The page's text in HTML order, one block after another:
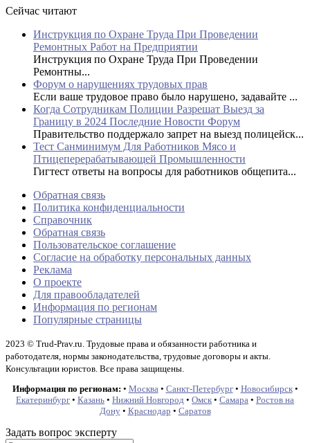
Сейчас читают
Инструкция по Охране Труда При Проведении
Ремонтных Работ на Предприятии
Инструкция по Охране Труда При Проведении
Ремонтны...
Форум о нарушениях трудовых прав
Если ваше трудовое право было нарушено, задавайте ...
Когда Сотрудникам Полиции Разрешат Выезд за
Границу в 2024 Последние Новости Форум
Правительство поддержало запрет на выезд полицейск...
Тест Санминимум Для Работников Мясо и
Птицеперерабатывающей Промышленности
Гигтест ответы на вопросы для работников общепита...
Обратная связь
Политика конфиденциальности
Справочник
Обратная связь
Пользовательское соглашение
Согласие на обработку персональных данных
Реклама
О проекте
Для правообладателей
Информация по регионам
Популярные страницы
2023 © Trud-Prav.ru. Трудовые права и обязанности работника и
работодателя, нормы законодательства, трудовые договоры и акты.
Консультации юристов. Все права защищены.
Информация по регионам: • Москва• Санкт-Петербург• Новосибирск•
Екатеринбург • Казань • Нижний Новгород • Омск • Самара • Ростов на
Дону• Краснодар • Саратов
Задать вопрос эксперту